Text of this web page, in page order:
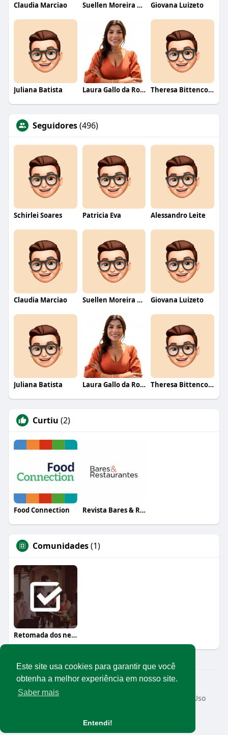
Este site usa cookies para garantir que você
obtenha a melhor experiência em nosso site.
Saber mais
Entendi!
Claudia Marciao Suellen Moreira Parente de Oliveira Giovana Luizeto
Juliana Batista Laura Gallo da Rosa Theresa Bittencourt
Seguidores(496)
Schirlei Soares Patricia Eva Alessandro Leite
Claudia Marciao Suellen Moreira Parente de Oliveira Giovana Luizeto
Juliana Batista Laura Gallo da Rosa Theresa Bittencourt
Curtiu (2)
Food Connection Revista Bares & Restaurantes
Comunidades(1)
Retomada dos negócios
© 2026 Rede Abrasel
Início
Sobre
Termos de Uso